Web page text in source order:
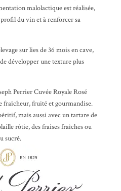
malolactique est réalisée,
du vin et à renforcer sa
sur liesde 36 mois en cave,
développer une texture plus
Perrier Cuvée Royale Rosé
fraîcheur, fruité et gourmandise.
mais aussi avec un tartare de
rôtie, des fraises fraîches ou
sucré.